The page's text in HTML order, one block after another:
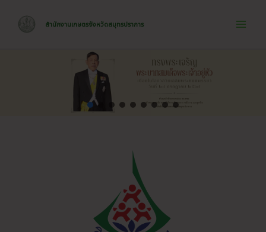
content
สำนักงานเกษตรจังหวัดสมุทรปราการ